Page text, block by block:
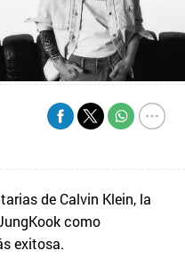
de Calvin Klein, la
como
exitosa.